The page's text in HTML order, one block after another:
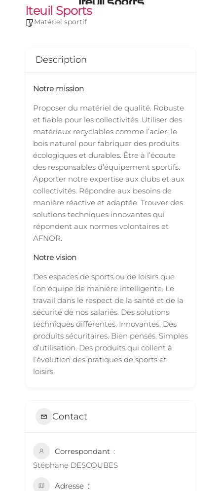
Iteuil Sports
Matériel sportif
Description
Notre mission
Proposer du matériel de qualité. Robuste
et fiable pour les collectivités. Utiliser des
matériaux recyclables comme l’acier, le
bois naturel pour fabriquer des produits
écologiques et durables. Être à l’écoute
des responsables d’équipement sportifs.
Apporter notre expertise aux clubs et aux
collectivités. Répondre aux besoins de
manière réactive et adaptée. Trouver des
solutions techniques innovantes qui
répondent aux normes volontaires et
AFNOR.
Notre vision
Des espaces de sports ou de loisirs que
l’on équipe de manière intelligente. Le
travail dans le respect de la santé et de la
sécurité de nos salariés. Des solutions
techniques différentes. Innovantes. Des
produits sécuritaires. Bien pensés. Simples
d’utilisation. Des produits qui collent à
l’évolution des pratiques de sports et
loisirs.
Contact
Correspondant
Stéphane DESCOUBES
Adresse